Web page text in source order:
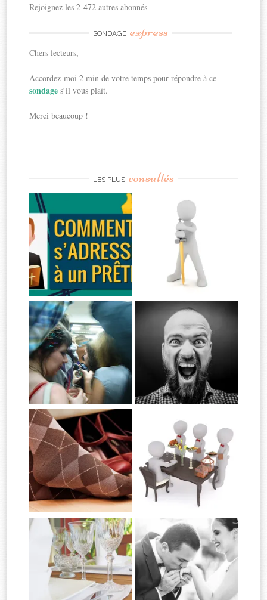
Rejoignez les 2 472 autres abonnés
SONDAGE express
Chers lecteurs,
Accordez-moi 2 min de votre temps pour répondre à ce
sondages’il vous plaît.
Merci beaucoup !
LES PLUS consultés